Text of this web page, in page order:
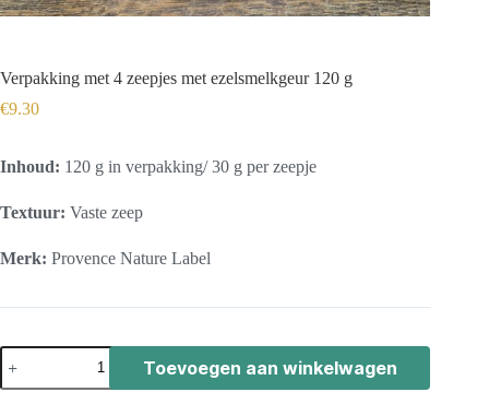
Verpakking met 4 zeepjes met ezelsmelkgeur 120 g
€9.30
Inhoud: 120 g in verpakking/ 30 g per zeepje
Textuur: Vaste zeep
Merk: Provence Nature Label
Toevoegen aan winkelwagen